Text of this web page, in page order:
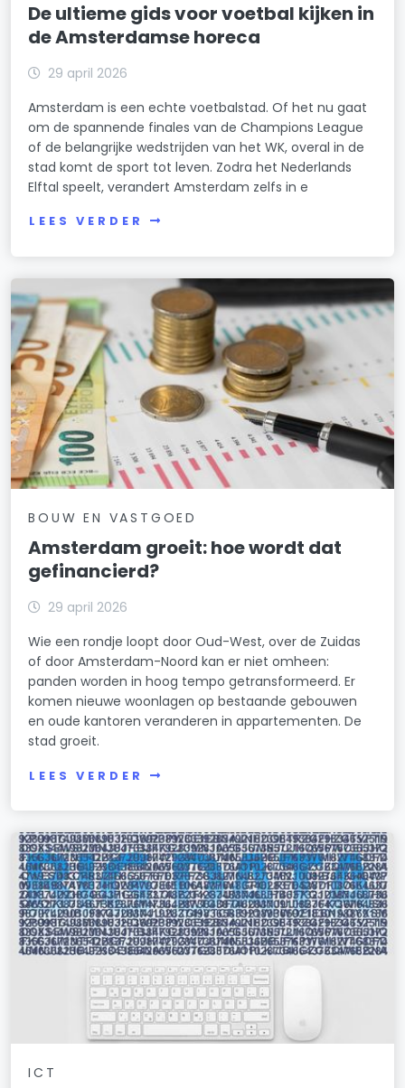
De ultieme gids voor voetbal kijken in
de Amsterdamse horeca
29 april 2026
Amsterdam is een echte voetbalstad. Of het nu gaat
om de spannende finales van de Champions League
of de belangrijke wedstrijden van het WK, overal in de
stad komt de sport tot leven. Zodra het Nederlands
Elftal speelt, verandert Amsterdam zelfs in e
LEES VERDER
BOUW EN VASTGOED
Amsterdam groeit: hoe wordt dat
gefinancierd?
29 april 2026
Wie een rondje loopt door Oud-West, over de Zuidas
of door Amsterdam-Noord kan er niet omheen:
panden worden in hoog tempo getransformeerd. Er
komen nieuwe woonlagen op bestaande gebouwen
en oude kantoren veranderen in appartementen. De
stad groeit.
LEES VERDER
ICT